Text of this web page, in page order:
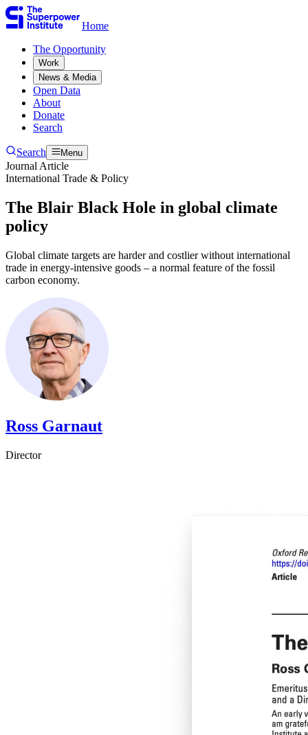
Home
The Opportunity​​​​‌ ‍ ​‍​‍‌‍ ‌ ​‍‌‍‍‌‌‍‌ ‌‍‍‌‌‍ ‍​‍​‍​ ‍‍​‍​‍‌ ​ ‌‍​‌‌‍ ‍‌‍‍‌‌ ‌​‌ ‍‌​‍ ‍‌‍‍‌‌‍ ​‍​‍​‍ ​​‍​‍‌‍‍​‌ ​‍‌‍‌‌‌‍‌‍​‍​‍​ ‍‍​‍​‍‌‍‍​‌ ‌​‌ ‌​‌ ​​​ ‍‍​‍ ​‍ ‌‍ ​‌‍ ‌‍​ ‌‍​‌‌‍ ​‌‍‍​‌‍ ‌ ​ ‌ ‌​​ ‍‍​ ​ ​ ​ ​ ​ ​ ​ ​‍ ‌‍‍‌‌‍ ‍‌ ‌​‌‍‌‌‌‍ ‍‌ ‌​​‍ ‌‍‌‌‌‍‌​‌‍‍‌‌ ‌​​‍ ‌‍ ‌‌‍ ‌‍‌​‌‍‌‌​ ‌‌ ​​‌ ​‍‌‍‌‌‌ ​ ‌‍‌‌‌‍ ‍‌ ‌​‌‍​‌‌ ‌​‌‍‍‌‌‍ ‌‍ ‍​ ‍ ‌‍‍‌‌‍‌​​ ‌​ ​‍​ ‌‍​ ‌‌​ ‌‍​ ​​‌‍‌‌​ ‍​​ ​​​‍ ‌​ ‌ ​ ‌​​ ‌‍​ ‌‌​‍ ‌​ ‌​​ ‍​​ ​ ​ ‍‌​‍ ‌​ ‍​​ ‌‍​ ​‍​ ‍‌​‍ ‌​ ‌‌​ ‌‌​ ‌ ​ ​‍‌‍‌‍​ ‍​​ ​‍​ ‍‌​ ‌‌​ ‍​​ ​​‌‍‌‌​ ‍ ‌ ‌​‌ ‍‌‌ ​​‌‍‌‌​ ‌‌ ​ ‌‍‌‌‌ ‌​‌ ‌​‌‍‍‌‌‍ ‍‌‍‌ ‌ ​ ​ ‍ ‌ ​​‌‍​‌‌ ‌​‌‍‍​​ ‌‌ ​ ‌‍‍‌‌ ‌​‌‍‌‌‌​ ‍‌‍​‌‌ ‌‍‌​‍‌‌ ‌​‌‍‌‌‌‍ ‌‌ ​ ​‍‌‌​ ‌‌‌​​‍‌‌ ‌‍‍ ‌‍‌‌‌ ‍‌​‍‌‌​ ​ ‌​‌​​‍‌‌​ ​ ‌​‌​​‍‌‌​ ​‍​ ​‍‌‍‌‌‌‍​‍‌‍‌‌‌‍​ ‌‍​‍‌‍​‌​ ​​​ ​​​ ​​​ ‌​​ ​​‌‍​ ​‍‌‌​ ​‍​ ​‍​‍‌‌​ ‌‌‌​‌​​‍ ‍‌‍ ​‌‍​‌‌‍​‍‌‍‌‌‌‍ ​​ ‌‍​‍‌‍​‌‌ ​ ‌‍‌‌‌‌‌‌‌ ​‍‌‍ ​​ ‌‌‍‍​‌ ‌​‌ ‌​‌ ​​​‍‌‌​ ​ ‌​​‌​‍‌‌​ ​‍‌​‌‍​‍‌‌​ ​‍‌​‌‍‌‍ ​‌‍ ‌‍​ ‌‍​‌‌‍ ​‌‍‍​‌‍ ‌ ​ ‌ ‌​​‍‌‌​ ​ ‌​​‌​ ​ ​ ​ ​ ​ ​ ​ ​‍‌‍‌‍‍‌‌‍‌​​ ‌​ ​‍​ ‌‍​ ‌‌​ ‌‍​ ​​‌‍‌‌​ ‍​​ ​​​‍ ‌​ ‌ ​ ‌​​ ‌‍​ ‌‌​‍ ‌​ ‌​​ ‍​​ ​ ​ ‍‌​‍ ‌​ ‍​​ ‌‍​ ​‍​ ‍‌​‍ ‌​ ‌‌​ ‌‌​ ‌ ​ ​‍‌‍‌‍​ ‍​​ ​‍​ ‍‌​ ‌‌​ ‍​​ ​​‌‍‌‌​‍‌‍‌ ‌​‌ ‍‌‌ ​​‌‍‌‌​ ‌‌ ​ ‌‍‌‌‌ ‌​‌ ‌​‌‍‍‌‌‍ ‍‌‍‌ ‌ ​ ​‍‌‍‌ ​​‌‍​‌‌ ‌​‌‍‍​​ ‌‌ ​ ‌‍‍‌‌ ‌​‌‍‌‌‌​ ‍‌‍​‌‌ ‌‍‌​‍‌‌ ‌​‌‍‌‌‌‍ ‌‌ ​ ​‍‌‌​ ‌‌‌​​‍‌‌ ‌‍‍ ‌‍‌‌‌ ‍‌​‍‌‌​ ​ ‌​‌​​‍‌‌​ ​ ‌​‌​​‍‌‌​ ​‍​ ​‍‌‍‌‌‌‍​‍‌‍‌‌‌‍​ ‌‍​‍‌‍​‌​ ​​​ ​​​ ​​​ ‌​​ ​​‌‍​ ​‍‌‌​ ​‍​ ​‍​‍‌‌​ ‌‌‌​‌​​‍ ‍‌‍ ​‌‍​‌‌‍​‍‌‍‌‌‌‍ ​​‍‌‍‌ ​​‌‍‌‌‌ ​‍‌ ​ ‌ ​​‌‍‌‌‌‍​ ‌ ‌​‌‍‍‌‌ ‌‍‌‍‌‌​ ‌‌ ​​‌ ‌‌‌‍​‍‌‍ ​‌‍‍‌‌ ​ ‌‍‍​‌‍‌‌‌‍‌​​‍​‍‌ ‌
Work​​​​‌ ‍ ​‍​‍‌‍ ‌ ​‍‌‍‍‌‌‍‌ ‌‍‍‌‌‍ ‍​‍​‍​ ‍‍​‍​‍‌ ​ ‌‍​‌‌‍ ‍‌‍‍‌‌ ‌​‌ ‍‌​‍ ‍‌‍‍‌‌‍ ​‍​‍​‍ ​​‍​‍‌‍‍​‌ ​‍‌‍‌‌‌‍‌‍​‍​‍​ ‍‍​‍​‍‌‍‍​‌ ‌​‌ ‌​‌ ​​​ ‍‍​‍ ​‍ ‌‍ ​‌‍ ‌‍​ ‌‍​‌‌‍ ​‌‍‍​‌‍ ‌ ​ ‌ ‌​​ ‍‍​ ​ ​ ​ ​ ​ ​ ​ ​‍ ‌‍‍‌‌‍ ‍‌ ‌​‌‍‌‌‌‍ ‍‌ ‌​​‍ ‌‍‌‌‌‍‌​‌‍‍‌‌ ‌​​‍ ‌‍ ‌‌‍ ‌‍‌​‌‍‌‌​ ‌‌ ​​‌ ​‍‌‍‌‌‌ ​ ‌‍‌‌‌‍ ‍‌ ‌​‌‍​‌‌ ‌​‌‍‍‌‌‍ ‌‍ ‍​ ‍ ‌‍‍‌‌‍‌​​ ‌​ ​‍​ ‌‍​ ‌‌​ ‌‍​ ​​‌‍‌‌​ ‍​​ ​​​‍ ‌​ ‌ ​ ‌​​ ‌‍​ ‌‌​‍ ‌​ ‌​​ ‍​​ ​ ​ ‍‌​‍ ‌​ ‍​​ ‌‍​ ​‍​ ‍‌​‍ ‌​ ‌‌​ ‌‌​ ‌ ​ ​‍‌‍‌‍​ ‍​​ ​‍​ ‍‌​ ‌‌​ ‍​​ ​​‌‍‌‌​ ‍ ‌ ‌​‌ ‍‌‌ ​​‌‍‌‌​ ‌‌ ​ ‌‍‌‌‌ ‌​‌ ‌​‌‍‍‌‌‍ ‍‌‍‌ ‌ ​ ​ ‍ ‌ ​​‌‍​‌‌ ‌​‌‍‍​​ ‌‌ ​ ‌‍‍‌‌ ‌​‌‍‌‌‌​ ‍‌‍​‌‌ ‌‍‌​‍‌‌ ‌​‌‍‌‌‌‍ ‌‌ ​ ​‍‌‌​ ‌‌‌​​‍‌‌ ‌‍‍ ‌‍‌‌‌ ‍‌​‍‌‌​ ​ ‌​‌​​‍‌‌​ ​ ‌​‌​​‍‌‌​ ​‍​ ​‍​ ‌‌​ ​​‌‍‌‍‌‍​‌‌‍‌​​ ‌‌​ ‌ ‌‍‌‍​ ‌ ‌‍​‌‌‍‌‌​ ​‍​ ‌ ​ ‌​‌‍‌‌​ ‍‌‌‍​ ​ ​​‌‍‌​​ ‍‌​ ​ ​ ‌‌​ ‌‌​ ​‍​ ‌ ​ ‌ ​ ‌‌‌‍‌​‌‍​‌​ ‍‌​ ​​​ ‌ ​‍‌‌​ ​‍​ ​‍​‍‌‌​ ‌‌‌​‌​​‍ ‍‌‍ ​‌‍​‌‌‍​‍‌‍‌‌‌‍ ​​ ‌‍​‍‌‍​‌‌ ​ ‌‍‌‌‌‌‌‌‌ ​‍‌‍ ​​ ‌‌‍‍​‌ ‌​‌ ‌​‌ ​​​‍‌‌​ ​ ‌​​‌​‍‌‌​ ​‍‌​‌‍​‍‌‌​ ​‍‌​‌‍‌‍ ​‌‍ ‌‍​ ‌‍​‌‌‍ ​‌‍‍​‌‍ ‌ ​ ‌ ‌​​‍‌‌​ ​ ‌​​‌​ ​ ​ ​ ​ ​ ​ ​ ​‍‌‍‌‍‍‌‌‍‌​​ ‌​ ​‍​ ‌‍​ ‌‌​ ‌‍​ ​​‌‍‌‌​ ‍​​ ​​​‍ ‌​ ‌ ​ ‌​​ ‌‍​ ‌‌​‍ ‌​ ‌​​ ‍​​ ​ ​ ‍‌​‍ ‌​ ‍​​ ‌‍​ ​‍​ ‍‌​‍ ‌​ ‌‌​ ‌‌​ ‌ ​ ​‍‌‍‌‍​ ‍​​ ​‍​ ‍‌​ ‌‌​ ‍​​ ​​‌‍‌‌​‍‌‍‌ ‌​‌ ‍‌‌ ​​‌‍‌‌​ ‌‌ ​ ‌‍‌‌‌ ‌​‌ ‌​‌‍‍‌‌‍ ‍‌‍‌ ‌ ​ ​‍‌‍‌ ​​‌‍​‌‌ ‌​‌‍‍​​ ‌‌ ​ ‌‍‍‌‌ ‌​‌‍‌‌‌​ ‍‌‍​‌‌ ‌‍‌​‍‌‌ ‌​‌‍‌‌‌‍ ‌‌ ​ ​‍‌‌​ ‌‌‌​​‍‌‌ ‌‍‍ ‌‍‌‌‌ ‍‌​‍‌‌​ ​ ‌​‌​​‍‌‌​ ​ ‌​‌​​‍‌‌​ ​‍​ ​‍​ ‌‌​ ​​‌‍‌‍‌‍​‌‌‍‌​​ ‌‌​ ‌ ‌‍‌‍​ ‌ ‌‍​‌‌‍‌‌​ ​‍​ ‌ ​ ‌​‌‍‌‌​ ‍‌‌‍​ ​ ​​‌‍‌​​ ‍‌​ ​ ​ ‌‌​ ‌‌​ ​‍​ ‌ ​ ‌ ​ ‌‌‌‍‌​‌‍​‌​ ‍‌​ ​​​ ‌ ​‍‌‌​ ​‍​ ​‍​‍‌‌​ ‌‌‌​‌​​‍ ‍‌‍ ​‌‍​‌‌‍​‍‌‍‌‌‌‍ ​​‍‌‍‌ ​​‌‍‌‌‌ ​‍‌ ​ ‌ ​​‌‍‌‌‌‍​ ‌ ‌​‌‍‍‌‌ ‌‍‌‍‌‌​ ‌‌ ​​‌ ‌‌‌‍​‍‌‍ ​‌‍‍‌‌ ​ ‌‍‍​‌‍‌‌‌‍‌​​‍​‍‌ ‌
News & Media​​​​‌ ‍ ​‍​‍‌‍ ‌ ​‍‌‍‍‌‌‍‌ ‌‍‍‌‌‍ ‍​‍​‍​ ‍‍​‍​‍‌ ​ ‌‍​‌‌‍ ‍‌‍‍‌‌ ‌​‌ ‍‌​‍ ‍‌‍‍‌‌‍ ​‍​‍​‍ ​​‍​‍‌‍‍​‌ ​‍‌‍‌‌‌‍‌‍​‍​‍​ ‍‍​‍​‍‌‍‍​‌ ‌​‌ ‌​‌ ​​​ ‍‍​‍ ​‍ ‌‍ ​‌‍ ‌‍​ ‌‍​‌‌‍ ​‌‍‍​‌‍ ‌ ​ ‌ ‌​​ ‍‍​ ​ ​ ​ ​ ​ ​ ​ ​‍ ‌‍‍‌‌‍ ‍‌ ‌​‌‍‌‌‌‍ ‍‌ ‌​​‍ ‌‍‌‌‌‍‌​‌‍‍‌‌ ‌​​‍ ‌‍ ‌‌‍ ‌‍‌​‌‍‌‌​ ‌‌ ​​‌ ​‍‌‍‌‌‌ ​ ‌‍‌‌‌‍ ‍‌ ‌​‌‍​‌‌ ‌​‌‍‍‌‌‍ ‌‍ ‍​ ‍ ‌‍‍‌‌‍‌​​ ‌​ ​‍​ ‌‍​ ‌‌​ ‌‍​ ​​‌‍‌‌​ ‍​​ ​​​‍ ‌​ ‌ ​ ‌​​ ‌‍​ ‌‌​‍ ‌​ ‌​​ ‍​​ ​ ​ ‍‌​‍ ‌​ ‍​​ ‌‍​ ​‍​ ‍‌​‍ ‌​ ‌‌​ ‌‌​ ‌ ​ ​‍‌‍‌‍​ ‍​​ ​‍​ ‍‌​ ‌‌​ ‍​​ ​​‌‍‌‌​ ‍ ‌ ‌​‌ ‍‌‌ ​​‌‍‌‌​ ‌‌ ​ ‌‍‌‌‌ ‌​‌ ‌​‌‍‍‌‌‍ ‍‌‍‌ ‌ ​ ​ ‍ ‌ ​​‌‍​‌‌ ‌​‌‍‍​​ ‌‌ ​ ‌‍‍‌‌ ‌​‌‍‌‌‌​ ‍‌‍​‌‌ ‌‍‌​‍‌‌ ‌​‌‍‌‌‌‍ ‌‌ ​ ​‍‌‌​ ‌‌‌​​‍‌‌ ‌‍‍ ‌‍‌‌‌ ‍‌​‍‌‌​ ​ ‌​‌​​‍‌‌​ ​ ‌​‌​​‍‌‌​ ​‍​ ​‍​ ​​​ ​ ​ ‌‌​ ‍‌​ ‌‍‌‍‌‌‌‍‌​‌‍‌‌​ ‍​​ ​​​ ‌ ​ ‌‌​‍‌‌​ ​‍​ ​‍​‍‌‌​ ‌‌‌​‌​​‍ ‍‌‍ ​‌‍​‌‌‍​‍‌‍‌‌‌‍ ​​ ‌‍​‍‌‍​‌‌ ​ ‌‍‌‌‌‌‌‌‌ ​‍‌‍ ​​ ‌‌‍‍​‌ ‌​‌ ‌​‌ ​​​‍‌‌​ ​ ‌​​‌​‍‌‌​ ​‍‌​‌‍​‍‌‌​ ​‍‌​‌‍‌‍ ​‌‍ ‌‍​ ‌‍​‌‌‍ ​‌‍‍​‌‍ ‌ ​ ‌ ‌​​‍‌‌​ ​ ‌​​‌​ ​ ​ ​ ​ ​ ​ ​ ​‍‌‍‌‍‍‌‌‍‌​​ ‌​ ​‍​ ‌‍​ ‌‌​ ‌‍​ ​​‌‍‌‌​ ‍​​ ​​​‍ ‌​ ‌ ​ ‌​​ ‌‍​ ‌‌​‍ ‌​ ‌​​ ‍​​ ​ ​ ‍‌​‍ ‌​ ‍​​ ‌‍​ ​‍​ ‍‌​‍ ‌​ ‌‌​ ‌‌​ ‌ ​ ​‍‌‍‌‍​ ‍​​ ​‍​ ‍‌​ ‌‌​ ‍​​ ​​‌‍‌‌​‍‌‍‌ ‌​‌ ‍‌‌ ​​‌‍‌‌​ ‌‌ ​ ‌‍‌‌‌ ‌​‌ ‌​‌‍‍‌‌‍ ‍‌‍‌ ‌ ​ ​‍‌‍‌ ​​‌‍​‌‌ ‌​‌‍‍​​ ‌‌ ​ ‌‍‍‌‌ ‌​‌‍‌‌‌​ ‍‌‍​‌‌ ‌‍‌​‍‌‌ ‌​‌‍‌‌‌‍ ‌‌ ​ ​‍‌‌​ ‌‌‌​​‍‌‌ ‌‍‍ ‌‍‌‌‌ ‍‌​‍‌‌​ ​ ‌​‌​​‍‌‌​ ​ ‌​‌​​‍‌‌​ ​‍​ ​‍​ ​​​ ​ ​ ‌‌​ ‍‌​ ‌‍‌‍‌‌‌‍‌​‌‍‌‌​ ‍​​ ​​​ ‌ ​ ‌‌​‍‌‌​ ​‍​ ​‍​‍‌‌​ ‌‌‌​‌​​‍ ‍‌‍ ​‌‍​‌‌‍​‍‌‍‌‌‌‍ ​​‍‌‍‌ ​​‌‍‌‌‌ ​‍‌ ​ ‌ ​​‌‍‌‌‌‍​ ‌ ‌​‌‍‍‌‌ ‌‍‌‍‌‌​ ‌‌ ​​‌ ‌‌‌‍​‍‌‍ ​‌‍‍‌‌ ​ ‌‍‍​‌‍‌‌‌‍‌​​‍​‍‌ ‌
Open Data​​​​‌ ‍ ​‍​‍‌‍ ‌ ​‍‌‍‍‌‌‍‌ ‌‍‍‌‌‍ ‍​‍​‍​ ‍‍​‍​‍‌ ​ ‌‍​‌‌‍ ‍‌‍‍‌‌ ‌​‌ ‍‌​‍ ‍‌‍‍‌‌‍ ​‍​‍​‍ ​​‍​‍‌‍‍​‌ ​‍‌‍‌‌‌‍‌‍​‍​‍​ ‍‍​‍​‍‌‍‍​‌ ‌​‌ ‌​‌ ​​​ ‍‍​‍ ​‍ ‌‍ ​‌‍ ‌‍​ ‌‍​‌‌‍ ​‌‍‍​‌‍ ‌ ​ ‌ ‌​​ ‍‍​ ​ ​ ​ ​ ​ ​ ​ ​‍ ‌‍‍‌‌‍ ‍‌ ‌​‌‍‌‌‌‍ ‍‌ ‌​​‍ ‌‍‌‌‌‍‌​‌‍‍‌‌ ‌​​‍ ‌‍ ‌‌‍ ‌‍‌​‌‍‌‌​ ‌‌ ​​‌ ​‍‌‍‌‌‌ ​ ‌‍‌‌‌‍ ‍‌ ‌​‌‍​‌‌ ‌​‌‍‍‌‌‍ ‌‍ ‍​ ‍ ‌‍‍‌‌‍‌​​ ‌​ ​‍​ ‌‍​ ‌‌​ ‌‍​ ​​‌‍‌‌​ ‍​​ ​​​‍ ‌​ ‌ ​ ‌​​ ‌‍​ ‌‌​‍ ‌​ ‌​​ ‍​​ ​ ​ ‍‌​‍ ‌​ ‍​​ ‌‍​ ​‍​ ‍‌​‍ ‌​ ‌‌​ ‌‌​ ‌ ​ ​‍‌‍‌‍​ ‍​​ ​‍​ ‍‌​ ‌‌​ ‍​​ ​​‌‍‌‌​ ‍ ‌ ‌​‌ ‍‌‌ ​​‌‍‌‌​ ‌‌ ​ ‌‍‌‌‌ ‌​‌ ‌​‌‍‍‌‌‍ ‍‌‍‌ ‌ ​ ​ ‍ ‌ ​​‌‍​‌‌ ‌​‌‍‍​​ ‌‌ ​ ‌‍‍‌‌ ‌​‌‍‌‌‌​ ‍‌‍​‌‌ ‌‍‌​‍‌‌ ‌​‌‍‌‌‌‍ ‌‌ ​ ​‍‌‌​ ‌‌‌​​‍‌‌ ‌‍‍ ‌‍‌‌‌ ‍‌​‍‌‌​ ​ ‌​‌​​‍‌‌​ ​ ‌​‌​​‍‌‌​ ​‍​ ​‍​ ‍​‌‍‌‍‌‍‌​​ ​ ​ ‍​‌‍​‍‌‍‌‌‌‍​ ​ ​‍‌‍​‍​ ‍‌​ ​ ​‍‌‌​ ​‍​ ​‍​‍‌‌​ ‌‌‌​‌​​‍ ‍‌‍ ​‌‍​‌‌‍​‍‌‍‌‌‌‍ ​​ ‌‍​‍‌‍​‌‌ ​ ‌‍‌‌‌‌‌‌‌ ​‍‌‍ ​​ ‌‌‍‍​‌ ‌​‌ ‌​‌ ​​​‍‌‌​ ​ ‌​​‌​‍‌‌​ ​‍‌​‌‍​‍‌‌​ ​‍‌​‌‍‌‍ ​‌‍ ‌‍​ ‌‍​‌‌‍ ​‌‍‍​‌‍ ‌ ​ ‌ ‌​​‍‌‌​ ​ ‌​​‌​ ​ ​ ​ ​ ​ ​ ​ ​‍‌‍‌‍‍‌‌‍‌​​ ‌​ ​‍​ ‌‍​ ‌‌​ ‌‍​ ​​‌‍‌‌​ ‍​​ ​​​‍ ‌​ ‌ ​ ‌​​ ‌‍​ ‌‌​‍ ‌​ ‌​​ ‍​​ ​ ​ ‍‌​‍ ‌​ ‍​​ ‌‍​ ​‍​ ‍‌​‍ ‌​ ‌‌​ ‌‌​ ‌ ​ ​‍‌‍‌‍​ ‍​​ ​‍​ ‍‌​ ‌‌​ ‍​​ ​​‌‍‌‌​‍‌‍‌ ‌​‌ ‍‌‌ ​​‌‍‌‌​ ‌‌ ​ ‌‍‌‌‌ ‌​‌ ‌​‌‍‍‌‌‍ ‍‌‍‌ ‌ ​ ​‍‌‍‌ ​​‌‍​‌‌ ‌​‌‍‍​​ ‌‌ ​ ‌‍‍‌‌ ‌​‌‍‌‌‌​ ‍‌‍​‌‌ ‌‍‌​‍‌‌ ‌​‌‍‌‌‌‍ ‌‌ ​ ​‍‌‌​ ‌‌‌​​‍‌‌ ‌‍‍ ‌‍‌‌‌ ‍‌​‍‌‌​ ​ ‌​‌​​‍‌‌​ ​ ‌​‌​​‍‌‌​ ​‍​ ​‍​ ‍​‌‍‌‍‌‍‌​​ ​ ​ ‍​‌‍​‍‌‍‌‌‌‍​ ​ ​‍‌‍​‍​ ‍‌​ ​ ​‍‌‌​ ​‍​ ​‍​‍‌‌​ ‌‌‌​‌​​‍ ‍‌‍ ​‌‍​‌‌‍​‍‌‍‌‌‌‍ ​​‍‌‍‌ ​​‌‍‌‌‌ ​‍‌ ​ ‌ ​​‌‍‌‌‌‍​ ‌ ‌​‌‍‍‌‌ ‌‍‌‍‌‌​ ‌‌ ​​‌ ‌‌‌‍​‍‌‍ ​‌‍‍‌‌ ​ ‌‍‍​‌‍‌‌‌‍‌​​‍​‍‌ ‌
About​​​​‌ ‍ ​‍​‍‌‍ ‌ ​‍‌‍‍‌‌‍‌ ‌‍‍‌‌‍ ‍​‍​‍​ ‍‍​‍​‍‌ ​ ‌‍​‌‌‍ ‍‌‍‍‌‌ ‌​‌ ‍‌​‍ ‍‌‍‍‌‌‍ ​‍​‍​‍ ​​‍​‍‌‍‍​‌ ​‍‌‍‌‌‌‍‌‍​‍​‍​ ‍‍​‍​‍‌‍‍​‌ ‌​‌ ‌​‌ ​​​ ‍‍​‍ ​‍ ‌‍ ​‌‍ ‌‍​ ‌‍​‌‌‍ ​‌‍‍​‌‍ ‌ ​ ‌ ‌​​ ‍‍​ ​ ​ ​ ​ ​ ​ ​ ​‍ ‌‍‍‌‌‍ ‍‌ ‌​‌‍‌‌‌‍ ‍‌ ‌​​‍ ‌‍‌‌‌‍‌​‌‍‍‌‌ ‌​​‍ ‌‍ ‌‌‍ ‌‍‌​‌‍‌‌​ ‌‌ ​​‌ ​‍‌‍‌‌‌ ​ ‌‍‌‌‌‍ ‍‌ ‌​‌‍​‌‌ ‌​‌‍‍‌‌‍ ‌‍ ‍​ ‍ ‌‍‍‌‌‍‌​​ ‌​ ​‍​ ‌‍​ ‌‌​ ‌‍​ ​​‌‍‌‌​ ‍​​ ​​​‍ ‌​ ‌ ​ ‌​​ ‌‍​ ‌‌​‍ ‌​ ‌​​ ‍​​ ​ ​ ‍‌​‍ ‌​ ‍​​ ‌‍​ ​‍​ ‍‌​‍ ‌​ ‌‌​ ‌‌​ ‌ ​ ​‍‌‍‌‍​ ‍​​ ​‍​ ‍‌​ ‌‌​ ‍​​ ​​‌‍‌‌​ ‍ ‌ ‌​‌ ‍‌‌ ​​‌‍‌‌​ ‌‌ ​ ‌‍‌‌‌ ‌​‌ ‌​‌‍‍‌‌‍ ‍‌‍‌ ‌ ​ ​ ‍ ‌ ​​‌‍​‌‌ ‌​‌‍‍​​ ‌‌ ​ ‌‍‍‌‌ ‌​‌‍‌‌‌​ ‍‌‍​‌‌ ‌‍‌​‍‌‌ ‌​‌‍‌‌‌‍ ‌‌ ​ ​‍‌‌​ ‌‌‌​​‍‌‌ ‌‍‍ ‌‍‌‌‌ ‍‌​‍‌‌​ ​ ‌​‌​​‍‌‌​ ​ ‌​‌​​‍‌‌​ ​‍​ ​‍​ ‌‍​ ​ ‌‍‌‌‌‍​‌‌‍​‍‌‍‌​‌‍‌‌​ ​​​ ‌‍​ ‌ ​ ‌ ​ ‌‌​‍‌‌​ ​‍​ ​‍​‍‌‌​ ‌‌‌​‌​​‍ ‍‌‍ ​‌‍​‌‌‍​‍‌‍‌‌‌‍ ​​ ‌‍​‍‌‍​‌‌ ​ ‌‍‌‌‌‌‌‌‌ ​‍‌‍ ​​ ‌‌‍‍​‌ ‌​‌ ‌​‌ ​​​‍‌‌​ ​ ‌​​‌​‍‌‌​ ​‍‌​‌‍​‍‌‌​ ​‍‌​‌‍‌‍ ​‌‍ ‌‍​ ‌‍​‌‌‍ ​‌‍‍​‌‍ ‌ ​ ‌ ‌​​‍‌‌​ ​ ‌​​‌​ ​ ​ ​ ​ ​ ​ ​ ​‍‌‍‌‍‍‌‌‍‌​​ ‌​ ​‍​ ‌‍​ ‌‌​ ‌‍​ ​​‌‍‌‌​ ‍​​ ​​​‍ ‌​ ‌ ​ ‌​​ ‌‍​ ‌‌​‍ ‌​ ‌​​ ‍​​ ​ ​ ‍‌​‍ ‌​ ‍​​ ‌‍​ ​‍​ ‍‌​‍ ‌​ ‌‌​ ‌‌​ ‌ ​ ​‍‌‍‌‍​ ‍​​ ​‍​ ‍‌​ ‌‌​ ‍​​ ​​‌‍‌‌​‍‌‍‌ ‌​‌ ‍‌‌ ​​‌‍‌‌​ ‌‌ ​ ‌‍‌‌‌ ‌​‌ ‌​‌‍‍‌‌‍ ‍‌‍‌ ‌ ​ ​‍‌‍‌ ​​‌‍​‌‌ ‌​‌‍‍​​ ‌‌ ​ ‌‍‍‌‌ ‌​‌‍‌‌‌​ ‍‌‍​‌‌ ‌‍‌​‍‌‌ ‌​‌‍‌‌‌‍ ‌‌ ​ ​‍‌‌​ ‌‌‌​​‍‌‌ ‌‍‍ ‌‍‌‌‌ ‍‌​‍‌‌​ ​ ‌​‌​​‍‌‌​ ​ ‌​‌​​‍‌‌​ ​‍​ ​‍​ ‌‍​ ​ ‌‍‌‌‌‍​‌‌‍​‍‌‍‌​‌‍‌‌​ ​​​ ‌‍​ ‌ ​ ‌ ​ ‌‌​‍‌‌​ ​‍​ ​‍​‍‌‌​ ‌‌‌​‌​​‍ ‍‌‍ ​‌‍​‌‌‍​‍‌‍‌‌‌‍ ​​‍‌‍‌ ​​‌‍‌‌‌ ​‍‌ ​ ‌ ​​‌‍‌‌‌‍​ ‌ ‌​‌‍‍‌‌ ‌‍‌‍‌‌​ ‌‌ ​​‌ ‌‌‌‍​‍‌‍ ​‌‍‍‌‌ ​ ‌‍‍​‌‍‌‌‌‍‌​​‍​‍‌ ‌
Donate​​​​‌ ‍ ​‍​‍‌‍ ‌ ​‍‌‍‍‌‌‍‌ ‌‍‍‌‌‍ ‍​‍​‍​ ‍‍​‍​‍‌ ​ ‌‍​‌‌‍ ‍‌‍‍‌‌ ‌​‌ ‍‌​‍ ‍‌‍‍‌‌‍ ​‍​‍​‍ ​​‍​‍‌‍‍​‌ ​‍‌‍‌‌‌‍‌‍​‍​‍​ ‍‍​‍​‍‌‍‍​‌ ‌​‌ ‌​‌ ​​​ ‍‍​‍ ​‍ ‌‍ ​‌‍ ‌‍​ ‌‍​‌‌‍ ​‌‍‍​‌‍ ‌ ​ ‌ ‌​​ ‍‍​ ​ ​ ​ ​ ​ ​ ​ ​‍ ‌‍‍‌‌‍ ‍‌ ‌​‌‍‌‌‌‍ ‍‌ ‌​​‍ ‌‍‌‌‌‍‌​‌‍‍‌‌ ‌​​‍ ‌‍ ‌‌‍ ‌‍‌​‌‍‌‌​ ‌‌ ​​‌ ​‍‌‍‌‌‌ ​ ‌‍‌‌‌‍ ‍‌ ‌​‌‍​‌‌ ‌​‌‍‍‌‌‍ ‌‍ ‍​ ‍ ‌‍‍‌‌‍‌​​ ‌​ ​‍​ ‌‍​ ‌‌​ ‌‍​ ​​‌‍‌‌​ ‍​​ ​​​‍ ‌​ ‌ ​ ‌​​ ‌‍​ ‌‌​‍ ‌​ ‌​​ ‍​​ ​ ​ ‍‌​‍ ‌​ ‍​​ ‌‍​ ​‍​ ‍‌​‍ ‌​ ‌‌​ ‌‌​ ‌ ​ ​‍‌‍‌‍​ ‍​​ ​‍​ ‍‌​ ‌‌​ ‍​​ ​​‌‍‌‌​ ‍ ‌ ‌​‌ ‍‌‌ ​​‌‍‌‌​ ‌‌ ​ ‌‍‌‌‌ ‌​‌ ‌​‌‍‍‌‌‍ ‍‌‍‌ ‌ ​ ​ ‍ ‌ ​​‌‍​‌‌ ‌​‌‍‍​​ ‌‌ ​ ‌‍‍‌‌ ‌​‌‍‌‌‌​ ‍‌‍​‌‌ ‌‍‌​‍‌‌ ‌​‌‍‌‌‌‍ ‌‌ ​ ​‍‌‌​ ‌‌‌​​‍‌‌ ‌‍‍ ‌‍‌‌‌ ‍‌​‍‌‌​ ​ ‌​‌​​‍‌‌​ ​ ‌​‌​​‍‌‌​ ​‍​ ​‍​ ‌​​ ‍‌​ ‌‍​ ​ ​ ‍​‌‍​ ​ ‌‌​ ​‍‌‍‌‌​ ​‍​ ‌‌‌‍‌‌​‍‌‌​ ​‍​ ​‍​‍‌‌​ ‌‌‌​‌​​‍ ‍‌‍ ​‌‍​‌‌‍​‍‌‍‌‌‌‍ ​​ ‌‍​‍‌‍​‌‌ ​ ‌‍‌‌‌‌‌‌‌ ​‍‌‍ ​​ ‌‌‍‍​‌ ‌​‌ ‌​‌ ​​​‍‌‌​ ​ ‌​​‌​‍‌‌​ ​‍‌​‌‍​‍‌‌​ ​‍‌​‌‍‌‍ ​‌‍ ‌‍​ ‌‍​‌‌‍ ​‌‍‍​‌‍ ‌ ​ ‌ ‌​​‍‌‌​ ​ ‌​​‌​ ​ ​ ​ ​ ​ ​ ​ ​‍‌‍‌‍‍‌‌‍‌​​ ‌​ ​‍​ ‌‍​ ‌‌​ ‌‍​ ​​‌‍‌‌​ ‍​​ ​​​‍ ‌​ ‌ ​ ‌​​ ‌‍​ ‌‌​‍ ‌​ ‌​​ ‍​​ ​ ​ ‍‌​‍ ‌​ ‍​​ ‌‍​ ​‍​ ‍‌​‍ ‌​ ‌‌​ ‌‌​ ‌ ​ ​‍‌‍‌‍​ ‍​​ ​‍​ ‍‌​ ‌‌​ ‍​​ ​​‌‍‌‌​‍‌‍‌ ‌​‌ ‍‌‌ ​​‌‍‌‌​ ‌‌ ​ ‌‍‌‌‌ ‌​‌ ‌​‌‍‍‌‌‍ ‍‌‍‌ ‌ ​ ​‍‌‍‌ ​​‌‍​‌‌ ‌​‌‍‍​​ ‌‌ ​ ‌‍‍‌‌ ‌​‌‍‌‌‌​ ‍‌‍​‌‌ ‌‍‌​‍‌‌ ‌​‌‍‌‌‌‍ ‌‌ ​ ​‍‌‌​ ‌‌‌​​‍‌‌ ‌‍‍ ‌‍‌‌‌ ‍‌​‍‌‌​ ​ ‌​‌​​‍‌‌​ ​ ‌​‌​​‍‌‌​ ​‍​ ​‍​ ‌​​ ‍‌​ ‌‍​ ​ ​ ‍​‌‍​ ​ ‌‌​ ​‍‌‍‌‌​ ​‍​ ‌‌‌‍‌‌​‍‌‌​ ​‍​ ​‍​‍‌‌​ ‌‌‌​‌​​‍ ‍‌‍ ​‌‍​‌‌‍​‍‌‍‌‌‌‍ ​​‍‌‍‌ ​​‌‍‌‌‌ ​‍‌ ​ ‌ ​​‌‍‌‌‌‍​ ‌ ‌​‌‍‍‌‌ ‌‍‌‍‌‌​ ‌‌ ​​‌ ‌‌‌‍​‍‌‍ ​‌‍‍‌‌ ​ ‌‍‍​‌‍‌‌‌‍‌​​‍​‍‌ ‌
Search
Search Menu
Journal Article
International Trade & Policy​​​​‌ ‍ ​‍​‍‌‍ ‌ ​‍‌‍‍‌‌‍‌ ‌‍‍‌‌‍ ‍​‍​‍​ ‍‍​‍​‍‌ ​ ‌‍​‌‌‍ ‍‌‍‍‌‌ ‌​‌ ‍‌​‍ ‍‌‍‍‌‌‍ ​‍​‍​‍ ​​‍​‍‌‍‍​‌ ​‍‌‍‌‌‌‍‌‍​‍​‍​ ‍‍​‍​‍‌‍‍​‌ ‌​‌ ‌​‌ ​​​ ‍‍​‍ ​‍ ‌‍ ​‌‍ ‌‍​ ‌‍​‌‌‍ ​‌‍‍​‌‍ ‌ ​ ‌ ‌​​ ‍‍​ ​ ​ ​ ​ ​ ​ ​ ​‍ ‌‍‍‌‌‍ ‍‌ ‌​‌‍‌‌‌‍ ‍‌ ‌​​‍ ‌‍‌‌‌‍‌​‌‍‍‌‌ ‌​​‍ ‌‍ ‌‌‍ ‌‍‌​‌‍‌‌​ ‌‌ ​​‌ ​‍‌‍‌‌‌ ​ ‌‍‌‌‌‍ ‍‌ ‌​‌‍​‌‌ ‌​‌‍‍‌‌‍ ‌‍ ‍​ ‍ ‌‍‍‌‌‍‌​​ ‌‌‍​ ​ ‍‌‌‍‌‌‌‍​ ​ ‍​‌‍‌​‌‍​‌​ ‍​​‍ ‌​ ​​‌‍​ ​ ​‍​ ​​​‍ ‌​ ‌​​ ‌‍‌‍‌​‌‍‌‌​‍ ‌‌‍​‍‌‍‌‌‌‍‌‍​ ‌‌​‍ ‌‌‍​ ‌‍​‌​ ‌ ​ ‌ ‌‍‌‍‌‍‌‍​ ​‍​ ‌​​ ‌‍​ ​ ​ ‍​‌‍‌​​ ‍ ‌ ‌​‌ ‍‌‌ ​​‌‍‌‌​ ‌‌ ‌​‌‍‍​‌‍‌‌‌‍ ‌‌‍‌‌​ ‍ ‌ ​​‌‍​‌‌ ‌​‌‍‍​​ ‌‌‍ ‍‌‍​‌‌‍ ‌‌‍‌‌​ ‌‍​‍‌‍​‌‌ ​ ‌‍‌‌‌‌‌‌‌ ​‍‌‍ ​​ ‌‌‍‍​‌ ‌​‌ ‌​‌ ​​​‍‌‌​ ​ ‌​​‌​‍‌‌​ ​‍‌​‌‍​‍‌‌​ ​‍‌​‌‍‌‍ ​‌‍ ‌‍​ ‌‍​‌‌‍ ​‌‍‍​‌‍ ‌ ​ ‌ ‌​​‍‌‌​ ​ ‌​​‌​ ​ ​ ​ ​ ​ ​ ​ ​‍‌‍‌‍‍‌‌‍‌​​ ‌‌‍​ ​ ‍‌‌‍‌‌‌‍​ ​ ‍​‌‍‌​‌‍​‌​ ‍​​‍ ‌​ ​​‌‍​ ​ ​‍​ ​​​‍ ‌​ ‌​​ ‌‍‌‍‌​‌‍‌‌​‍ ‌‌‍​‍‌‍‌‌‌‍‌‍​ ‌‌​‍ ‌‌‍​ ‌‍​‌​ ‌ ​ ‌ ‌‍‌‍‌‍‌‍​ ​‍​ ‌​​ ‌‍​ ​ ​ ‍​‌‍‌​​‍‌‍‌ ‌​‌ ‍‌‌ ​​‌‍‌‌​ ‌‌ ‌​‌‍‍​‌‍‌‌‌‍ ‌‌‍‌‌​‍‌‍‌ ​​‌‍​‌‌ ‌​‌‍‍​​ ‌‌‍ ‍‌‍​‌‌‍ ‌‌‍‌‌​‍‌‍‌ ​​‌‍‌‌‌ ​‍‌ ​ ‌ ​​‌‍‌‌‌‍​ ‌ ‌​‌‍‍‌‌ ‌‍‌‍‌‌​ ‌‌ ​​‌ ‌‌‌‍​‍‌‍ ​‌‍‍‌‌ ​ ‌‍‍​‌‍‌‌‌‍‌​​‍​‍‌ ‌
The Blair Black Hole in global climate
policy​​​​‌ ‍ ​‍​‍‌‍ ‌ ​‍‌‍‍‌‌‍‌ ‌‍‍‌‌‍ ‍​‍​‍​ ‍‍​‍​‍‌ ​ ‌‍​‌‌‍ ‍‌‍‍‌‌ ‌​‌ ‍‌​‍ ‍‌‍‍‌‌‍ ​‍​‍​‍ ​​‍​‍‌‍‍​‌ ​‍‌‍‌‌‌‍‌‍​‍​‍​ ‍‍​‍​‍‌‍‍​‌ ‌​‌ ‌​‌ ​​​ ‍‍​‍ ​‍ ‌‍ ​‌‍ ‌‍​ ‌‍​‌‌‍ ​‌‍‍​‌‍ ‌ ​ ‌ ‌​​ ‍‍​ ​ ​ ​ ​ ​ ​ ​ ​‍ ‌‍‍‌‌‍ ‍‌ ‌​‌‍‌‌‌‍ ‍‌ ‌​​‍ ‌‍‌‌‌‍‌​‌‍‍‌‌ ‌​​‍ ‌‍ ‌‌‍ ‌‍‌​‌‍‌‌​ ‌‌ ​​‌ ​‍‌‍‌‌‌ ​ ‌‍‌‌‌‍ ‍‌ ‌​‌‍​‌‌ ‌​‌‍‍‌‌‍ ‌‍ ‍​ ‍ ‌‍‍‌‌‍‌​​ ‌‌‍‌‍‌‍‌​​ ​‍​ ​​​ ‌​‌‍​‍​ ​ ‌‍‌‍​‍ ‌​ ​ ​ ‌‍‌‍‌​​ ‍​​‍ ‌​ ‌​‌‍​‌​ ​‍​ ‌‍​‍ ‌‌‍​‍‌‍​‍‌‍​‍‌‍‌‍​‍ ‌​ ‌​‌‍​‌‌‍​‍​ ‍‌‌‍​‍​ ‌‌‌‍​‌​ ‌‍​ ‍‌​ ‍​​ ​ ​ ‍​​ ‍ ‌ ‌​‌ ‍‌‌ ​​‌‍‌‌​ ‌‌ ‌ ‌‍ ‌ ​‍‌‍‍ ​ ‍ ‌ ​​‌‍​‌‌ ‌​‌‍‍​​ ‌‌ ‌​‌‍‍‌‌ ‌​‌‍ ​‌‍‌‌​ ‌‍​‍‌‍​‌‌ ​ ‌‍‌‌‌‌‌‌‌ ​‍‌‍ ​​ ‌‌‍‍​‌ ‌​‌ ‌​‌ ​​​‍‌‌​ ​ ‌​​‌​‍‌‌​ ​‍‌​‌‍​‍‌‌​ ​‍‌​‌‍‌‍ ​‌‍ ‌‍​ ‌‍​‌‌‍ ​‌‍‍​‌‍ ‌ ​ ‌ ‌​​‍‌‌​ ​ ‌​​‌​ ​ ​ ​ ​ ​ ​ ​ ​‍‌‍‌‍‍‌‌‍‌​​ ‌‌‍‌‍‌‍‌​​ ​‍​ ​​​ ‌​‌‍​‍​ ​ ‌‍‌‍​‍ ‌​ ​ ​ ‌‍‌‍‌​​ ‍​​‍ ‌​ ‌​‌‍​‌​ ​‍​ ‌‍​‍ ‌‌‍​‍‌‍​‍‌‍​‍‌‍‌‍​‍ ‌​ ‌​‌‍​‌‌‍​‍​ ‍‌‌‍​‍​ ‌‌‌‍​‌​ ‌‍​ ‍‌​ ‍​​ ​ ​ ‍​​‍‌‍‌ ‌​‌ ‍‌‌ ​​‌‍‌‌​ ‌‌ ‌ ‌‍ ‌ ​‍‌‍‍ ​‍‌‍‌ ​​‌‍​‌‌ ‌​‌‍‍​​ ‌‌ ‌​‌‍‍‌‌ ‌​‌‍ ​‌‍‌‌​‍‌‍‌ ​​‌‍‌‌‌ ​‍‌ ​ ‌ ​​‌‍‌‌‌‍​ ‌ ‌​‌‍‍‌‌ ‌‍‌‍‌‌​ ‌‌ ​​‌ ‌‌‌‍​‍‌‍ ​‌‍‍‌‌ ​ ‌‍‍​‌‍‌‌‌‍‌​​‍​‍‌ ‌
Global climate targets are harder and costlier without international
trade in energy-intensive goods – a normal feature of the fossil
carbon economy.​​​​‌ ‍ ​‍​‍‌‍ ‌ ​‍‌‍‍‌‌‍‌ ‌‍‍‌‌‍ ‍​‍​‍​ ‍‍​‍​‍‌ ​ ‌‍​‌‌‍ ‍‌‍‍‌‌ ‌​‌ ‍‌​‍ ‍‌‍‍‌‌‍ ​‍​‍​‍ ​​‍​‍‌‍‍​‌ ​‍‌‍‌‌‌‍‌‍​‍​‍​ ‍‍​‍​‍‌‍‍​‌ ‌​‌ ‌​‌ ​​​ ‍‍​‍ ​‍ ‌‍ ​‌‍ ‌‍​ ‌‍​‌‌‍ ​‌‍‍​‌‍ ‌ ​ ‌ ‌​​ ‍‍​ ​ ​ ​ ​ ​ ​ ​ ​‍ ‌‍‍‌‌‍ ‍‌ ‌​‌‍‌‌‌‍ ‍‌ ‌​​‍ ‌‍‌‌‌‍‌​‌‍‍‌‌ ‌​​‍ ‌‍ ‌‌‍ ‌‍‌​‌‍‌‌​ ‌‌ ​​‌ ​‍‌‍‌‌‌ ​ ‌‍‌‌‌‍ ‍‌ ‌​‌‍​‌‌ ‌​‌‍‍‌‌‍ ‌‍ ‍​ ‍ ‌‍‍‌‌‍‌​​ ‌‌‍‌‍‌‍‌​​ ​‍​ ​​​ ‌​‌‍​‍​ ​ ‌‍‌‍​‍ ‌​ ​ ​ ‌‍‌‍‌​​ ‍​​‍ ‌​ ‌​‌‍​‌​ ​‍​ ‌‍​‍ ‌‌‍​‍‌‍​‍‌‍​‍‌‍‌‍​‍ ‌​ ‌​‌‍​‌‌‍​‍​ ‍‌‌‍​‍​ ‌‌‌‍​‌​ ‌‍​ ‍‌​ ‍​​ ​ ​ ‍​​ ‍ ‌ ‌​‌ ‍‌‌ ​​‌‍‌‌​ ‌‌ ‌ ‌‍ ‌ ​‍‌‍‍ ​ ‍ ‌ ​​‌‍​‌‌ ‌​‌‍‍​​ ‌‌‍‌​‌‍‌‌‌ ​ ‌‍​ ‌ ​‍‌‍‍‌‌ ​​‌ ‌​‌‍‍‌‌‍ ‌‍ ‍​‍‌‌​ ‌‌‌​​‍‌‌ ‌‍‍ ‌‍‌‌‌ ‍‌​‍‌‌​ ​ ‌​‌​​‍‌‌​ ​ ‌​‌​​‍‌‌​ ​‍​ ​‍‌‍‌​​ ​​‌‍‌‍‌‍​‍​ ​‌‌‍‌​​ ‍​‌‍‌‍​ ‍‌​ ​ ​ ​ ‌‍​‌​‍‌‌​ ​‍​ ​‍​‍‌‌​ ‌‌‌​‌​​‍ ‍‌‍​ ‌‍‍​‌‍‍‌‌‍ ​‌‍‌​‌ ​‍‌‍‌‌‌‍ ‍​‍‌‌​ ‌‌‌​​‍‌‌ ‌‍‍ ‌‍‌‌‌ ‍‌​‍‌‌​ ​ ‌​‌​​‍‌‌​ ​ ‌​‌​​‍‌‌​ ​‍​ ​‍​ ​​‌‍‌‍‌‍​ ​ ‌‍‌‍​ ‌‍‌‍​ ​​‌‍‌‌‌‍​ ‌‍​ ‌‍​‍​ ‌‌​‍‌‌​ ​‍​ ​‍​‍‌‌​ ‌‌‌​‌​​‍ ‍‌ ‌​‌‍‌‌‌ ‍​‌ ‌​​ ‌‍​‍‌‍​‌‌ ​ ‌‍‌‌‌‌‌‌‌ ​‍‌‍ ​​ ‌‌‍‍​‌ ‌​‌ ‌​‌ ​​​‍‌‌​ ​ ‌​​‌​‍‌‌​ ​‍‌​‌‍​‍‌‌​ ​‍‌​‌‍‌‍ ​‌‍ ‌‍​ ‌‍​‌‌‍ ​‌‍‍​‌‍ ‌ ​ ‌ ‌​​‍‌‌​ ​ ‌​​‌​ ​ ​ ​ ​ ​ ​ ​ ​‍‌‍‌‍‍‌‌‍‌​​ ‌‌‍‌‍‌‍‌​​ ​‍​ ​​​ ‌​‌‍​‍​ ​ ‌‍‌‍​‍ ‌​ ​ ​ ‌‍‌‍‌​​ ‍​​‍ ‌​ ‌​‌‍​‌​ ​‍​ ‌‍​‍ ‌‌‍​‍‌‍​‍‌‍​‍‌‍‌‍​‍ ‌​ ‌​‌‍​‌‌‍​‍​ ‍‌‌‍​‍​ ‌‌‌‍​‌​ ‌‍​ ‍‌​ ‍​​ ​ ​ ‍​​‍‌‍‌ ‌​‌ ‍‌‌ ​​‌‍‌‌​ ‌‌ ‌ ‌‍ ‌ ​‍‌‍‍ ​‍‌‍‌ ​​‌‍​‌‌ ‌​‌‍‍​​ ‌‌‍‌​‌‍‌‌‌ ​ ‌‍​ ‌ ​‍‌‍‍‌‌ ​​‌ ‌​‌‍‍‌‌‍ ‌‍ ‍​‍‌‌​ ‌‌‌​​‍‌‌ ‌‍‍ ‌‍‌‌‌ ‍‌​‍‌‌​ ​ ‌​‌​​‍‌‌​ ​ ‌​‌​​‍‌‌​ ​‍​ ​‍‌‍‌​​ ​​‌‍‌‍‌‍​‍​ ​‌‌‍‌​​ ‍​‌‍‌‍​ ‍‌​ ​ ​ ​ ‌‍​‌​‍‌‌​ ​‍​ ​‍​‍‌‌​ ‌‌‌​‌​​‍ ‍‌‍​ ‌‍‍​‌‍‍‌‌‍ ​‌‍‌​‌ ​‍‌‍‌‌‌‍ ‍​‍‌‌​ ‌‌‌​​‍‌‌ ‌‍‍ ‌‍‌‌‌ ‍‌​‍‌‌​ ​ ‌​‌​​‍‌‌​ ​ ‌​‌​​‍‌‌​ ​‍​ ​‍​ ​​‌‍‌‍‌‍​ ​ ‌‍‌‍​ ‌‍‌‍​ ​​‌‍‌‌‌‍​ ‌‍​ ‌‍​‍​ ‌‌​‍‌‌​ ​‍​ ​‍​‍‌‌​ ‌‌‌​‌​​‍ ‍‌ ‌​‌‍‌‌‌ ‍​‌ ‌​​‍‌‍‌ ​​‌‍‌‌‌ ​‍‌ ​ ‌ ​​‌‍‌‌‌‍​ ‌ ‌​‌‍‍‌‌ ‌‍‌‍‌‌​ ‌‌ ​​‌ ‌‌‌‍​‍‌‍ ​‌‍‍‌‌ ​ ‌‍‍​‌‍‌‌‌‍‌​​‍​‍‌ ‌
Ross Garnaut​​​​‌ ‍ ​‍​‍‌‍ ‌ ​‍‌‍‍‌‌‍‌ ‌‍‍‌‌‍ ‍​‍​‍​ ‍‍​‍​‍‌ ​ ‌‍​‌‌‍ ‍‌‍‍‌‌ ‌​‌ ‍‌​‍ ‍‌‍‍‌‌‍ ​‍​‍​‍ ​​‍​‍‌‍‍​‌ ​‍‌‍‌‌‌‍‌‍​‍​‍​ ‍‍​‍​‍‌‍‍​‌ ‌​‌ ‌​‌ ​​​ ‍‍​‍ ​‍ ‌‍ ​‌‍ ‌‍​ ‌‍​‌‌‍ ​‌‍‍​‌‍ ‌ ​ ‌ ‌​​ ‍‍​ ​ ​ ​ ​ ​ ​ ​ ​‍ ‌‍‍‌‌‍ ‍‌ ‌​‌‍‌‌‌‍ ‍‌ ‌​​‍ ‌‍‌‌‌‍‌​‌‍‍‌‌ ‌​​‍ ‌‍ ‌‌‍ ‌‍‌​‌‍‌‌​ ‌‌ ​​‌ ​‍‌‍‌‌‌ ​ ‌‍‌‌‌‍ ‍‌ ‌​‌‍​‌‌ ‌​‌‍‍‌‌‍ ‌‍ ‍​ ‍ ‌‍‍‌‌‍‌​​ ‌‌‍​‌​ ​ ‌‍‌‌‌‍​‌‌‍‌‍‌‍​‍​ ‌‌​ ​ ​‍ ‌‌‍​‌​ ‌‌​ ‌​​ ​‍​‍ ‌​ ‌​​ ​‌‌‍​‌​ ‌​​‍ ‌​ ‍​‌‍‌‍‌‍‌​‌‍‌‍​‍ ‌​ ​‍​ ​ ​ ‍​‌‍​ ‌‍​ ​ ‌‍​ ‍‌‌‍​‌​ ​ ‌‍‌​​ ​‍‌‍‌‌​ ‍ ‌ ‌​‌ ‍‌‌ ​​‌‍‌‌​ ‌‌‍​‌‌ ‌‌‌ ‌​‌‍‍​‌‍ ‌ ​‍​ ‍ ‌ ​​‌‍​‌‌ ‌​‌‍‍​​ ‌‌‍ ‍‌‍​‌‌‍ ‌‌‍‌‌​ ‌‍​‍‌‍​‌‌ ​ ‌‍‌‌‌‌‌‌‌ ​‍‌‍ ​​ ‌‌‍‍​‌ ‌​‌ ‌​‌ ​​​‍‌‌​ ​ ‌​​‌​‍‌‌​ ​‍‌​‌‍​‍‌‌​ ​‍‌​‌‍‌‍ ​‌‍ ‌‍​ ‌‍​‌‌‍ ​‌‍‍​‌‍ ‌ ​ ‌ ‌​​‍‌‌​ ​ ‌​​‌​ ​ ​ ​ ​ ​ ​ ​ ​‍‌‍‌‍‍‌‌‍‌​​ ‌‌‍​‌​ ​ ‌‍‌‌‌‍​‌‌‍‌‍‌‍​‍​ ‌‌​ ​ ​‍ ‌‌‍​‌​ ‌‌​ ‌​​ ​‍​‍ ‌​ ‌​​ ​‌‌‍​‌​ ‌​​‍ ‌​ ‍​‌‍‌‍‌‍‌​‌‍‌‍​‍ ‌​ ​‍​ ​ ​ ‍​‌‍​ ‌‍​ ​ ‌‍​ ‍‌‌‍​‌​ ​ ‌‍‌​​ ​‍‌‍‌‌​‍‌‍‌ ‌​‌ ‍‌‌ ​​‌‍‌‌​ ‌‌‍​‌‌ ‌‌‌ ‌​‌‍‍​‌‍ ‌ ​‍​‍‌‍‌ ​​‌‍​‌‌ ‌​‌‍‍​​ ‌‌‍ ‍‌‍​‌‌‍ ‌‌‍‌‌​‍‌‍‌ ​​‌‍‌‌‌ ​‍‌ ​ ‌ ​​‌‍‌‌‌‍​ ‌ ‌​‌‍‍‌‌ ‌‍‌‍‌‌​ ‌‌ ​​‌ ‌‌‌‍​‍‌‍ ​‌‍‍‌‌ ​ ‌‍‍​‌‍‌‌‌‍‌​​‍​‍‌ ‌
Director​​​​‌ ‍ ​‍​‍‌‍ ‌ ​‍‌‍‍‌‌‍‌ ‌‍‍‌‌‍ ‍​‍​‍​ ‍‍​‍​‍‌ ​ ‌‍​‌‌‍ ‍‌‍‍‌‌ ‌​‌ ‍‌​‍ ‍‌‍‍‌‌‍ ​‍​‍​‍ ​​‍​‍‌‍‍​‌ ​‍‌‍‌‌‌‍‌‍​‍​‍​ ‍‍​‍​‍‌‍‍​‌ ‌​‌ ‌​‌ ​​​ ‍‍​‍ ​‍ ‌‍ ​‌‍ ‌‍​ ‌‍​‌‌‍ ​‌‍‍​‌‍ ‌ ​ ‌ ‌​​ ‍‍​ ​ ​ ​ ​ ​ ​ ​ ​‍ ‌‍‍‌‌‍ ‍‌ ‌​‌‍‌‌‌‍ ‍‌ ‌​​‍ ‌‍‌‌‌‍‌​‌‍‍‌‌ ‌​​‍ ‌‍ ‌‌‍ ‌‍‌​‌‍‌‌​ ‌‌ ​​‌ ​‍‌‍‌‌‌ ​ ‌‍‌‌‌‍ ‍‌ ‌​‌‍​‌‌ ‌​‌‍‍‌‌‍ ‌‍ ‍​ ‍ ‌‍‍‌‌‍‌​​ ‌‌‍​‌​ ​ ‌‍‌‌‌‍​‌‌‍‌‍‌‍​‍​ ‌‌​ ​ ​‍ ‌‌‍​‌​ ‌‌​ ‌​​ ​‍​‍ ‌​ ‌​​ ​‌‌‍​‌​ ‌​​‍ ‌​ ‍​‌‍‌‍‌‍‌​‌‍‌‍​‍ ‌​ ​‍​ ​ ​ ‍​‌‍​ ‌‍​ ​ ‌‍​ ‍‌‌‍​‌​ ​ ‌‍‌​​ ​‍‌‍‌‌​ ‍ ‌ ‌​‌ ‍‌‌ ​​‌‍‌‌​ ‌‌‍​‌‌ ‌‌‌ ‌​‌‍‍​‌‍ ‌ ​‍​ ‍ ‌ ​​‌‍​‌‌ ‌​‌‍‍​​ ‌‌ ‌​‌‍‍‌‌ ‌​‌‍ ​‌‍‌‌​ ‌‍​‍‌‍​‌‌ ​ ‌‍‌‌‌‌‌‌‌ ​‍‌‍ ​​ ‌‌‍‍​‌ ‌​‌ ‌​‌ ​​​‍‌‌​ ​ ‌​​‌​‍‌‌​ ​‍‌​‌‍​‍‌‌​ ​‍‌​‌‍‌‍ ​‌‍ ‌‍​ ‌‍​‌‌‍ ​‌‍‍​‌‍ ‌ ​ ‌ ‌​​‍‌‌​ ​ ‌​​‌​ ​ ​ ​ ​ ​ ​ ​ ​‍‌‍‌‍‍‌‌‍‌​​ ‌‌‍​‌​ ​ ‌‍‌‌‌‍​‌‌‍‌‍‌‍​‍​ ‌‌​ ​ ​‍ ‌‌‍​‌​ ‌‌​ ‌​​ ​‍​‍ ‌​ ‌​​ ​‌‌‍​‌​ ‌​​‍ ‌​ ‍​‌‍‌‍‌‍‌​‌‍‌‍​‍ ‌​ ​‍​ ​ ​ ‍​‌‍​ ‌‍​ ​ ‌‍​ ‍‌‌‍​‌​ ​ ‌‍‌​​ ​‍‌‍‌‌​‍‌‍‌ ‌​‌ ‍‌‌ ​​‌‍‌‌​ ‌‌‍​‌‌ ‌‌‌ ‌​‌‍‍​‌‍ ‌ ​‍​‍‌‍‌ ​​‌‍​‌‌ ‌​‌‍‍​​ ‌‌ ‌​‌‍‍‌‌ ‌​‌‍ ​‌‍‌‌​‍‌‍‌ ​​‌‍‌‌‌ ​‍‌ ​ ‌ ​​‌‍‌‌‌‍​ ‌ ‌​‌‍‍‌‌ ‌‍‌‍‌‌​ ‌‌ ​​‌ ‌‌‌‍​‍‌‍ ​‌‍‍‌‌ ​ ‌‍‍​‌‍‌‌‌‍‌​​‍​‍‌ ‌